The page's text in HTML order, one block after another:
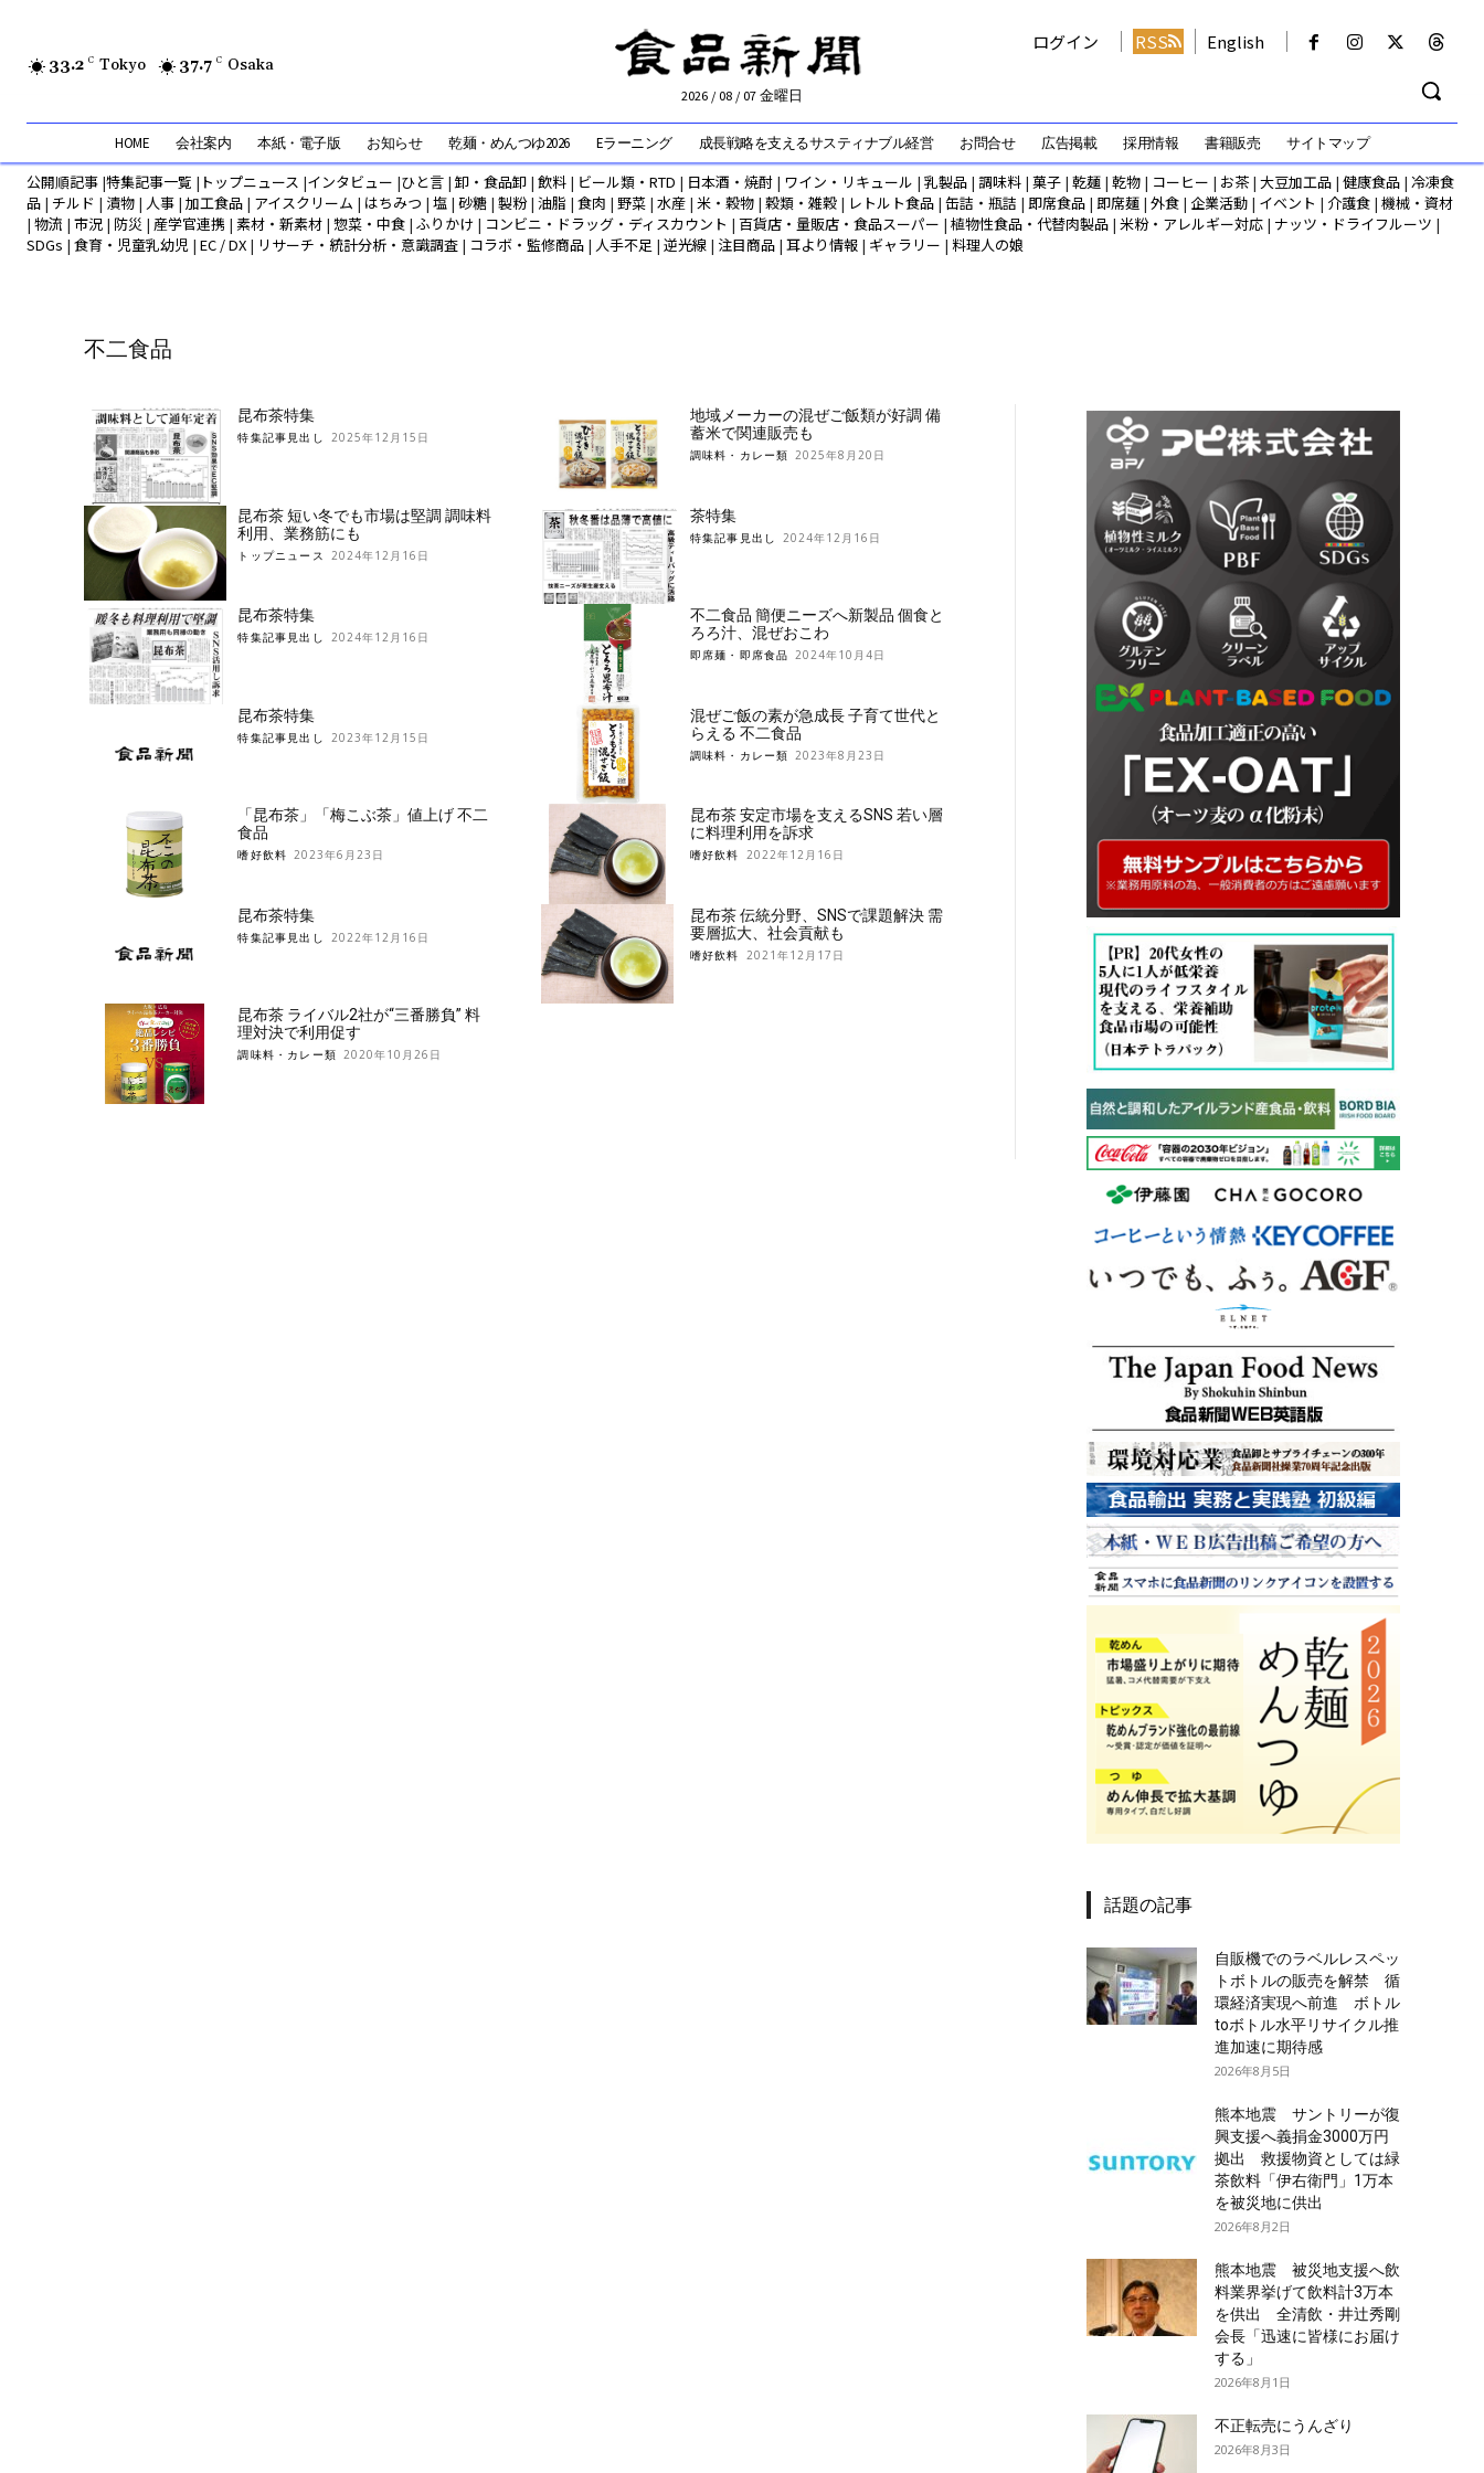
33.2 C Tokyo 37.7 C Osaka
2026 / 08 / 07 金曜日
ログイン RSS English
HOME 会社案内 本紙・電子版 お知らせ 乾麺・めんつゆ2026 Eラーニング 成長戦略を支えるサスティナブル経営 お問合せ 広告掲載 採用情報 書籍販売 サイトマップ
公開順記事 |特集記事一覧 | トップニュース |インタビュー |ひと言 |卸・食品卸 | 飲料 | ビール類・RTD | 日本酒・焼酎 | ワイン・リキュール | 乳製品 | 調味料 | 菓子 | 乾麺 | 乾物 | コーヒー | お茶 | 大豆加工品 | 健康食品 | 冷凍食
品 | チルド | 漬物 | 人事 | 加工食品 | アイスクリーム | はちみつ | 塩 | 砂糖 | 製粉| 油脂 | 食肉 | 野菜 | 水産 | 米・穀物 | 穀類・雑穀 | レトルト食品 | 缶詰・瓶詰 | 即席食品 | 即席麺 | 外食 | 企業活動 | イベント | 介護食 | 機械・資材
| 物流 | 市況 | 防災 | 産学官連携 | 素材・新素材 | 惣菜・中食 | ふりかけ | コンビニ・ドラッグ・ディスカウント | 百貨店・量販店・食品スーパー | 植物性食品・代替肉製品 | 米粉・アレルギー対応 | ナッツ・ドライフルーツ |
SDGs | 食育・児童乳幼児 | EC / DX | リサーチ・統計分析・意識調査 | コラボ・監修商品 | 人手不足 | 逆光線 | 注目商品 | 耳より情報 | ギャラリー | 料理人の娘
不二食品
昆布茶特集
特集記事見出し 2025年12月15日
地域メーカーの混ぜご飯類が好調 備
蓄米で関連販売も
調味料・カレー類 2025年8月20日
昆布茶 短い冬でも市場は堅調 調味料
利用、業務筋にも
トップニュース 2024年12月16日
茶特集
特集記事見出し 2024年12月16日
昆布茶特集
特集記事見出し 2024年12月16日
不二食品 簡便ニーズへ新製品 個食と
ろろ汁、混ぜおこわ
即席麺・即席食品 2024年10月4日
昆布茶特集
特集記事見出し 2023年12月15日
混ぜご飯の素が急成長 子育て世代と
らえる 不二食品
調味料・カレー類 2023年8月23日
「昆布茶」「梅こぶ茶」値上げ 不二
食品
嗜好飲料 2023年6月23日
昆布茶 安定市場を支えるSNS 若い層
に料理利用を訴求
嗜好飲料 2022年12月16日
昆布茶特集
特集記事見出し 2022年12月16日
昆布茶 伝統分野、SNSで課題解決 需
要層拡大、社会貢献も
嗜好飲料 2021年12月17日
昆布茶 ライバル2社が“三番勝負” 料
理対決で利用促す
調味料・カレー類 2020年10月26日
話題の記事
自販機でのラベルレスペッ
トボトルの販売を解禁 循
環経済実現へ前進 ボトル
toボトル水平リサイクル推
進加速に期待感
2026年8月5日
熊本地震 サントリーが復
興支援へ義捐金3000万円
拠出 救援物資としては緑
茶飲料「伊右衛門」1万本
を被災地に供出
2026年8月2日
熊本地震 被災地支援へ飲
料業界挙げて飲料計3万本
を供出 全清飲・井辻秀剛
会長「迅速に皆様にお届け
する」
2026年8月1日
不正転売にうんざり
2026年8月3日